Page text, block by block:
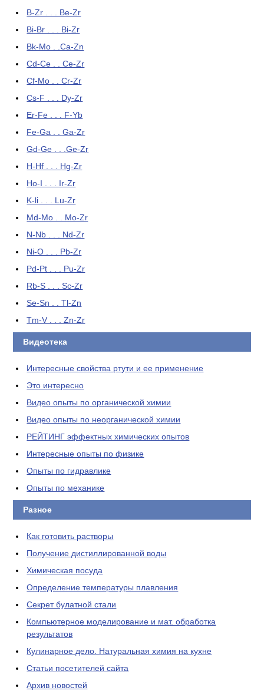
B-Zr . . . Be-Zr
Bi-Br . . . Bi-Zr
Bk-Mo . .Ca-Zn
Cd-Ce . . Ce-Zr
Cf-Mo . . Cr-Zr
Cs-F . . . Dy-Zr
Er-Fe . . . F-Yb
Fe-Ga . . Ga-Zr
Gd-Ge . . .Ge-Zr
H-Hf . . . Hg-Zr
Ho-I . . . Ir-Zr
K-li . . . Lu-Zr
Md-Mo . . Mo-Zr
N-Nb . . . Nd-Zr
Ni-O . . . Pb-Zr
Pd-Pt . . . Pu-Zr
Rb-S . . . Sc-Zr
Se-Sn . . Tl-Zn
Tm-V . . . Zn-Zr
Видеотека
Интересные свойства ртути и ее применение
Это интересно
Видео опыты по органической химии
Видео опыты по неорганической химии
РЕЙТИНГ эффектных химических опытов
Интересные опыты по физике
Опыты по гидравлике
Опыты по механике
Разное
Как готовить растворы
Получение дистиллированной воды
Химическая посуда
Определение температуры плавления
Секрет булатной стали
Компьютерное моделирование и мат. обработка
результатов
Кулинарное дело. Натуральная химия на кухне
Статьи посетителей сайта
Архив новостей